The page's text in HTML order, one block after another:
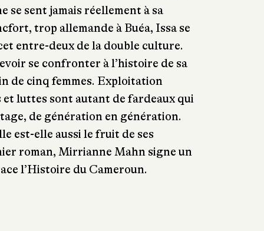
se sent jamais réellement à sa
trop allemande à Buéa, Issa se
entre-deux de la double culture.
se confronter à l’histoire de sa
de cinq femmes. Exploitation
luttes sont autant de fardeaux qui
de génération en génération.
est-elle aussi le fruit de ses
roman, Mirrianne Mahn signe un
l’Histoire du Cameroun.